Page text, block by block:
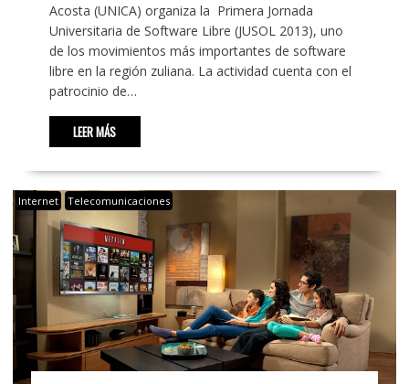
Acosta (UNICA) organiza la Primera Jornada
Universitaria de Software Libre (JUSOL 2013), uno
de los movimientos más importantes de software
libre en la región zuliana. La actividad cuenta con el
patrocinio de…
LEER MÁS
Internet Telecomunicaciones